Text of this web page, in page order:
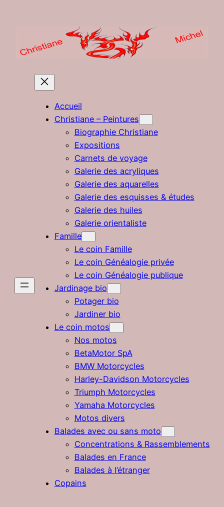
Accueil
Christiane – Peintures
Biographie Christiane
Expositions
Carnets de voyage
Galerie des acryliques
Galerie des aquarelles
Galerie des esquisses & études
Galerie des huiles
Galerie orientaliste
Famille
Le coin Famille
Le coin Généalogie privée
Le coin Généalogie publique
Jardinage bio
Potager bio
Jardiner bio
Le coin motos
Nos motos
BetaMotor SpA
BMW Motorcycles
Harley-Davidson Motorcycles
Triumph Motorcycles
Yamaha Motorcycles
Motos divers
Balades avec ou sans moto
Concentrations & Rassemblements
Balades en France
Balades à l’étranger
Copains